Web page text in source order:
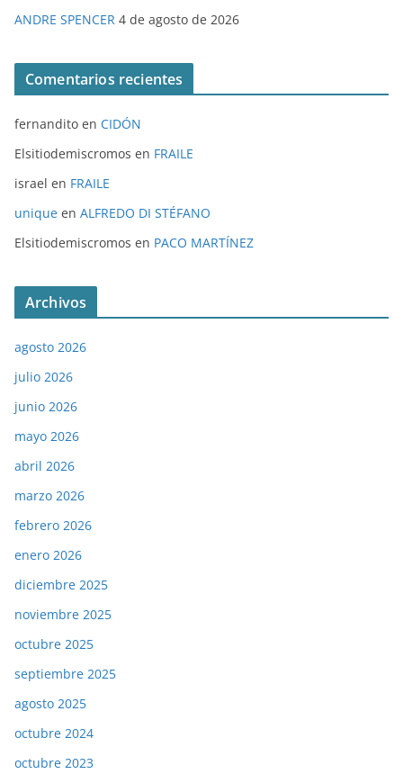
ANDRE SPENCER 4 de agosto de 2026
Comentarios recientes
fernandito en CIDÓN
Elsitiodemiscromos en FRAILE
israel en FRAILE
unique en ALFREDO DI STÉFANO
Elsitiodemiscromos en PACO MARTÍNEZ
Archivos
agosto 2026
julio 2026
junio 2026
mayo 2026
abril 2026
marzo 2026
febrero 2026
enero 2026
diciembre 2025
noviembre 2025
octubre 2025
septiembre 2025
agosto 2025
octubre 2024
octubre 2023